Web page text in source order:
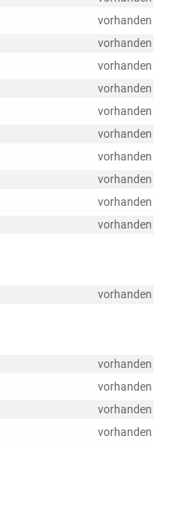
vorhanden
vorhanden
vorhanden
vorhanden
vorhanden
vorhanden
vorhanden
vorhanden
vorhanden
vorhanden
vorhanden
vorhanden
vorhanden
vorhanden
vorhanden